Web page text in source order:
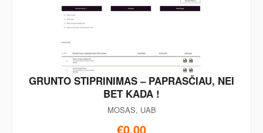
GRUNTO STIPRINIMAS – PAPRASČIAU, NEI
BET KADA !
MOSAS, UAB
€0,00